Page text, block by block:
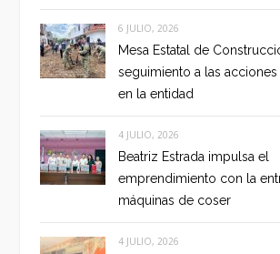
6 JULIO, 2026
Mesa Estatal de
seguimiento a las
en la entidad
4 JULIO, 2026
Beatriz Estrada impulsa el
emprendimiento con la
máquinas de coser
4 JULIO, 2026